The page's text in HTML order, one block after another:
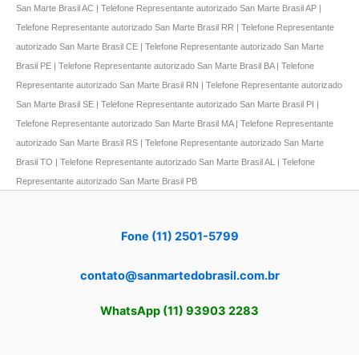
San Marte Brasil AC | Telefone Representante autorizado San Marte Brasil AP |
Telefone Representante autorizado San Marte Brasil RR | Telefone Representante
autorizado San Marte Brasil CE | Telefone Representante autorizado San Marte
Brasil PE | Telefone Representante autorizado San Marte Brasil BA | Telefone
Representante autorizado San Marte Brasil RN | Telefone Representante autorizado
San Marte Brasil SE | Telefone Representante autorizado San Marte Brasil PI |
Telefone Representante autorizado San Marte Brasil MA | Telefone Representante
autorizado San Marte Brasil RS | Telefone Representante autorizado San Marte
Brasil TO | Telefone Representante autorizado San Marte Brasil AL | Telefone
Representante autorizado San Marte Brasil PB
Fone (11) 2501-5799
contato@sanmartedobrasil.com.br
WhatsApp (11) 93903 2283